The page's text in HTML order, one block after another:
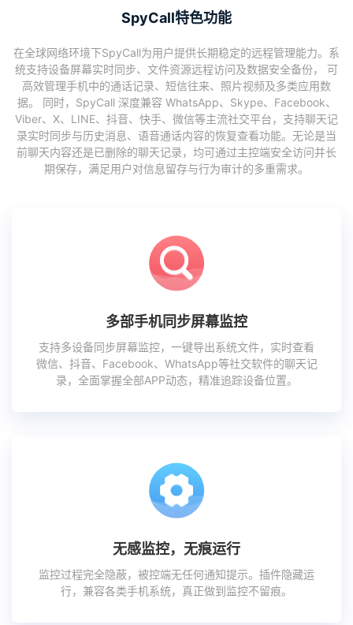
SpyCall特色功能
在全球网络环境下SpyCall为用户提供长期稳定的远程管理能力。系
统支持设备屏幕实时同步、文件资源远程访问及数据安全备份， 可
高效管理手机中的通话记录、短信往来、照片视频及多类应用数
据。 同时，SpyCall 深度兼容 WhatsApp、Skype、Facebook、
Viber、X、LINE、抖音、快手、微信等主流社交平台，支持聊天记
录实时同步与历史消息、语音通话内容的恢复查看功能。无论是当
前聊天内容还是已删除的聊天记录，均可通过主控端安全访问并长
期保存，满足用户对信息留存与行为审计的多重需求。
多部手机同步屏幕监控
支持多设备同步屏幕监控，一键导出系统文件，实时查看
微信、抖音、Facebook、WhatsApp等社交软件的聊天记
录，全面掌握全部APP动态，精准追踪设备位置。
无感监控，无痕运行
监控过程完全隐蔽，被控端无任何通知提示。插件隐藏运
行，兼容各类手机系统，真正做到监控不留痕。